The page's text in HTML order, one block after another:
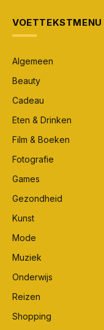
VOETTEKSTMENU
Algemeen
Beauty
Cadeau
Eten & Drinken
Film & Boeken
Fotografie
Games
Gezondheid
Kunst
Mode
Muziek
Onderwijs
Reizen
Shopping